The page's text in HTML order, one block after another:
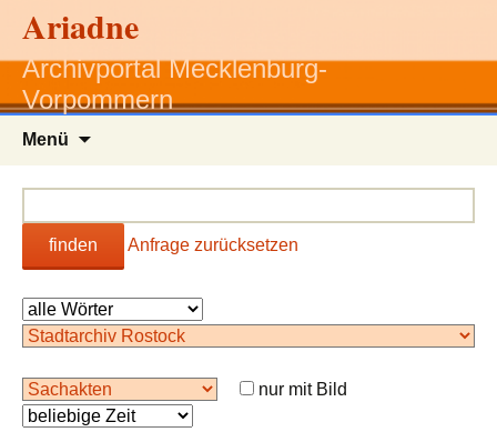
Ariadne
Archivportal Mecklenburg-
Vorpommern
Menü
finden Anfrage zurücksetzen
nur mit Bild